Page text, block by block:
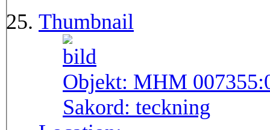
Thumbnail
Objekt: MHM
Sakord: teckning